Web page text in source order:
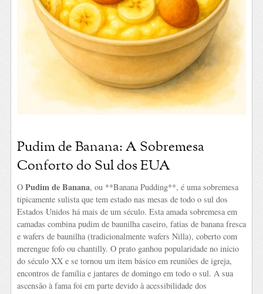
Pudim de Banana: A Sobremesa
Conforto do Sul dos EUA
O Pudim de Banana, ou **Banana Pudding**, é uma sobremesa
tipicamente sulista que tem estado nas mesas de todo o sul dos
Estados Unidos há mais de um século. Esta amada sobremesa em
camadas combina pudim de baunilha caseiro, fatias de banana fresca
e wafers de baunilha (tradicionalmente wafers Nilla), coberto com
merengue fofo ou chantilly. O prato ganhou popularidade no início
do século XX e se tornou um item básico em reuniões de igreja,
encontros de família e jantares de domingo em todo o sul. A sua
ascensão à fama foi em parte devido à acessibilidade dos